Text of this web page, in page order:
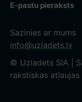
E-pastu pieraksts
Sazinies ar mums
info@uzladets.lv
© Uzladets SIA |
rakstiskas